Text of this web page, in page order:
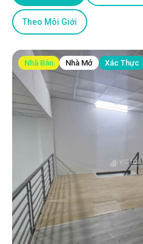
Theo Môi Giới
Nhà Bán Nhà Mở Xác Thực